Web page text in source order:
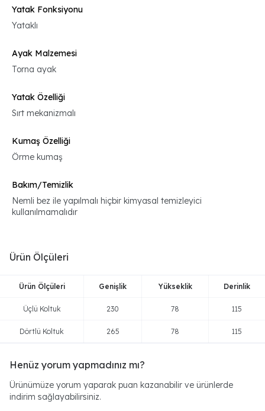
Yatak Fonksiyonu
Yataklı
Ayak Malzemesi
Torna ayak
Yatak Özelliği
Sırt mekanizmalı
Kumaş Özelliği
Örme kumaş
Bakım/Temizlik
Nemli bez ile yapılmalı hiçbir kimyasal temizleyici
kullanılmamalıdır
Ürün Ölçüleri
Ürün Ölçüleri Genişlik Yükseklik Derinlik
Üçlü Koltuk 230 78 115
Dörtlü Koltuk 265 78 115
Henüz yorum yapmadınız mı?
Ürünümüze yorum yaparak puan kazanabilir ve ürünlerde
indirim sağlayabilirsiniz.